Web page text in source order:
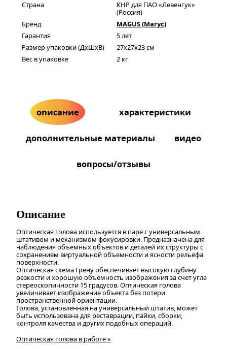
Страна
КНР для ПАО «Левенгук»
(Россия)
Бренд
MAGUS (Магус)
Гарантия
5 лет
Размер упаковки (ДxШxВ)
27x27x23 см
Вес в упаковке
2 кг
описание характеристики
дополнительные материалы видео
вопросы/отзывы
Описание
Оптическая голова используется в паре с универсальным
штативом и механизмом фокусировки. Предназначена для
наблюдения объемных объектов и деталей их структуры с
сохранением виртуальной объемности и ясности рельефа
поверхности.
Оптическая схема Грену обеспечивает высокую глубину
резкости и хорошую объемность изображения за счет угла
стереоскопичности 15 градусов. Оптическая голова
увеличивает изображение объекта без потери
пространственной ориентации.
Голова, установленная на универсальный штатив, может
быть использована для реставрации, пайки, сборки,
контроля качества и других подобных операций.
Оптическая голова в работе »